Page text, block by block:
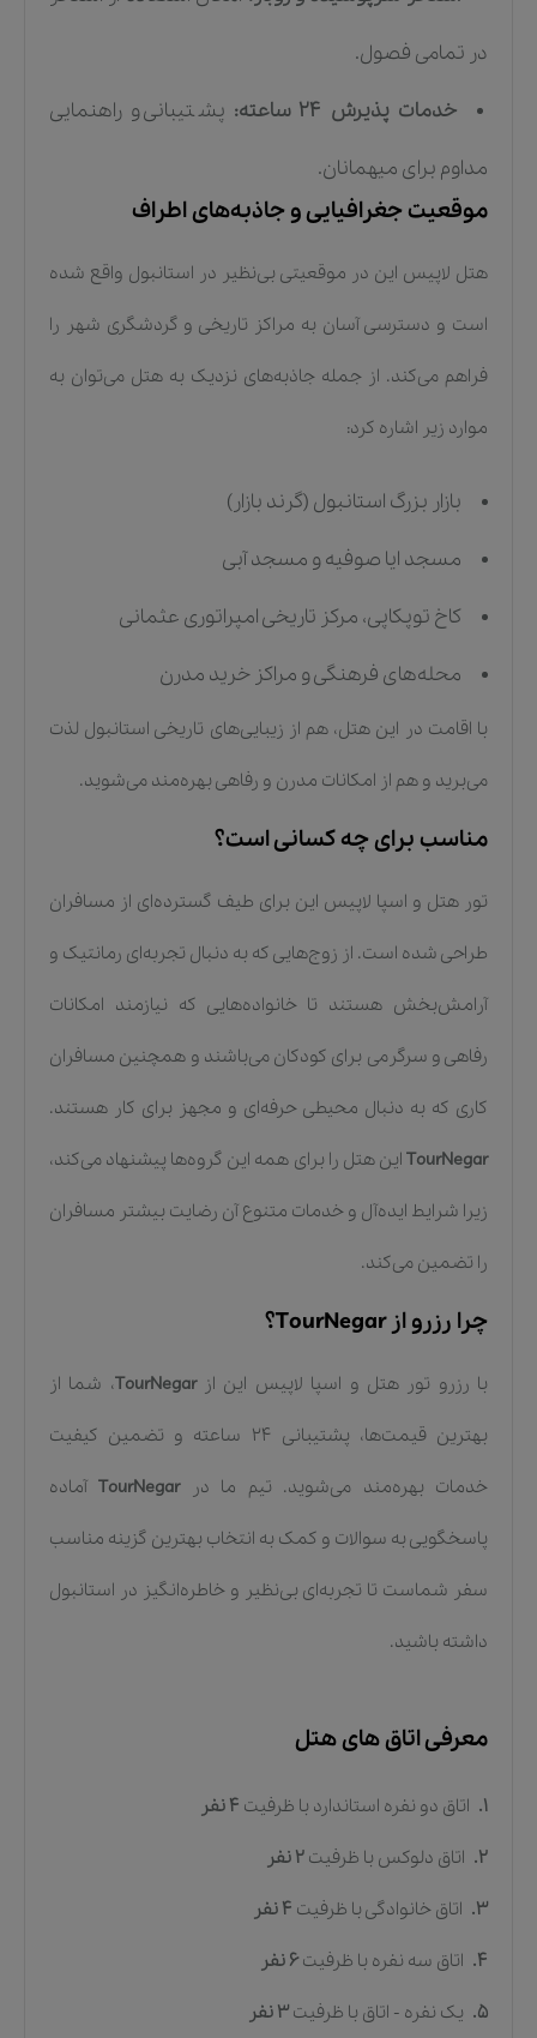
در تمامی فصول.
خدمات پذیرش ۲۴ ساعته: پشتیبانی و راهنمایی
مداوم برای میهمانان.
موقعیت جغرافیایی و جاذبه‌های اطراف
هتل لاپیس این در موقعیتی بی‌نظیر در استانبول واقع شده
است و دسترسی آسان به مراکز تاریخی و گردشگری شهر را
فراهم می‌کند. از جمله جاذبه‌های نزدیک به هتل می‌توان به
موارد زیر اشاره کرد:
بازار بزرگ استانبول (گرند بازار)
مسجد ایا صوفیه و مسجد آبی
کاخ توپکاپی، مرکز تاریخی امپراتوری عثمانی
محله‌های فرهنگی و مراکز خرید مدرن
با اقامت در این هتل، هم از زیبایی‌های تاریخی استانبول لذت
می‌برید و هم از امکانات مدرن و رفاهی بهره‌مند می‌شوید.
مناسب برای چه کسانی است؟
تور هتل و اسپا لاپیس این برای طیف گسترده‌ای از مسافران
طراحی شده است. از زوج‌هایی که به دنبال تجربه‌ای رمانتیک و
آرامش‌بخش هستند تا خانواده‌هایی که نیازمند امکانات
رفاهی و سرگرمی برای کودکان می‌باشند و همچنین مسافران
کاری که به دنبال محیطی حرفه‌ای و مجهز برای کار هستند.
TourNegar این هتل را برای همه این گروه‌ها پیشنهاد می‌کند،
زیرا شرایط ایده‌آل و خدمات متنوع آن رضایت بیشتر مسافران
را تضمین می‌کند.
چرا رزرو از TourNegar؟
با رزرو تور هتل و اسپا لاپیس این ازTourNegar، شما از
بهترین قیمت‌ها، پشتیبانی ۲۴ ساعته و تضمین کیفیت
خدمات بهره‌مند می‌شوید. تیم ما درTourNegarآماده
پاسخگویی به سوالات و کمک به انتخاب بهترین گزینه مناسب
سفر شماست تا تجربه‌ای بی‌نظیر و خاطره‌انگیز در استانبول
داشته باشید.
معرفی اتاق های هتل
1. اتاق دو نفره استاندارد با ظرفیت 4 نفر
2. اتاق دلوکس با ظرفیت 2 نفر
3. اتاق خانوادگی با ظرفیت 4 نفر
4. اتاق سه نفره با ظرفیت 6 نفر
5. یک نفره - اتاق با ظرفیت 3 نفر